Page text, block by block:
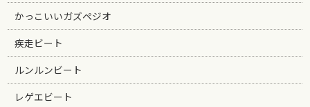
かっこいいガズペジオ
疾走ビート
ルンルンビート
レゲエビート